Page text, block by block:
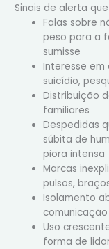
Sinais de alerta
Falas sobre
peso para a
sumisse
Interesse em
suicídio,
Distribuição
familiares
Despedidas
súbita de
piora intensa
Marcas
pulsos,
Isolamento
Uso
forma de